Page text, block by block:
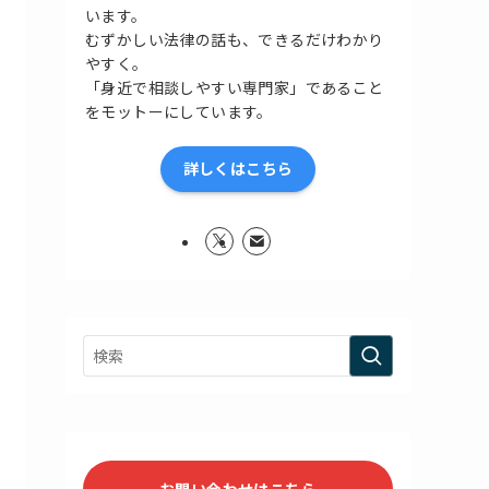
います。
むずかしい法律の話も、できるだけわかり
やすく。
「身近で相談しやすい専門家」であること
をモットーにしています。
詳しくはこちら